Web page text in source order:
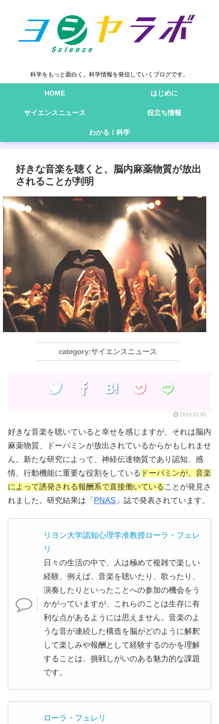
科学をもっと面白く。科学情報を発信していくブログです。
HOME はじめに
サイエンスニュース 役立ち情報
わかる！科学
好きな音楽を聴くと、脳内麻薬物質が放出
されることが判明
サイエンスニュース
2019.02.05
好きな音楽を聴いていると幸せを感じますが、それは脳内
麻薬物質、ドーパミンが放出されているからかもしれませ
ん。新たな研究によって、神経伝達物質であり認知、感
情、行動機能に重要な役割をしている ドーパミンが、音楽
によって誘発される報酬系で直接働いている ことが発見さ
れました。研究結果は「 PNAS 」誌で発表されています。
リヨン大学認知心理学准教授ローラ・フェレ
リ
日々の生活の中で、人は極めて複雑で楽しい
経験、例えば、音楽を聴いたり、歌ったり、
演奏したりといったことへの参加の機会をう
かがっていますが、これらのことは生存に有
利な点があるようには思えません。音楽のよ
うな音が連続した構造を脳がどのように解釈
して楽しみや報酬として経験するのかを理解
することは、挑戦しがいのある魅力的な課題
です。
ローラ・フェレリ